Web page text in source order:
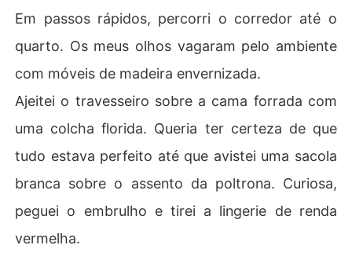
Em passos rápidos, percorri o corredor até o
quarto. Os meus olhos vagaram pelo ambiente
com móveis de madeira envernizada.
Ajeitei o travesseiro sobre a cama forrada com
uma colcha florida. Queria ter certeza de que
tudo estava perfeito até que avistei uma sacola
branca sobre o assento da poltrona. Curiosa,
peguei o embrulho e tirei a lingerie de renda
vermelha.